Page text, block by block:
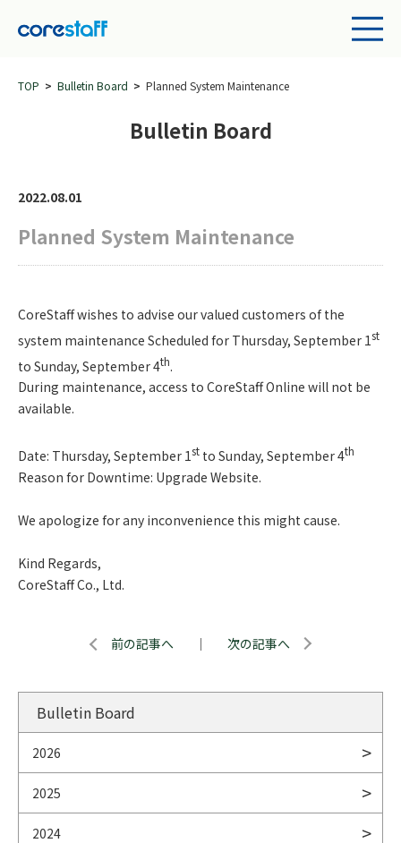
TOP Bulletin Board Planned System Maintenance
Bulletin Board
2022.08.01
Planned System Maintenance
CoreStaff wishes to advise our valued customers of the
system maintenance Scheduled for Thursday, September 1st
to Sunday, September 4th.
During maintenance, access to CoreStaff Online will not be
available.
Date: Thursday, September 1st to Sunday, September 4th
Reason for Downtime: Upgrade Website.
We apologize for any inconvenience this might cause.
Kind Regards,
CoreStaff Co., Ltd.
前の記事へ ｜ 次の記事へ
Bulletin Board
2026
2025
2024